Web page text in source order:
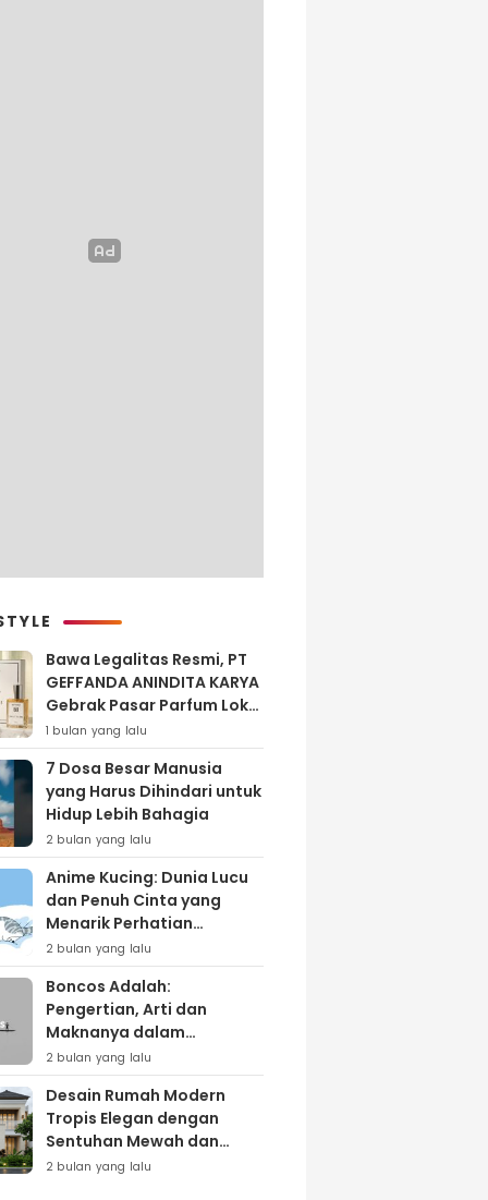
Bawa Legalitas Resmi, PT
GEFFANDA ANINDITA KARYA
Gebrak Pasar Parfum Lokal
Lewat Varian ‘Daily Bliss’
1 bulan yang lalu
7 Dosa Besar Manusia
yang Harus Dihindari untuk
Hidup Lebih Bahagia
2 bulan yang lalu
Anime Kucing: Dunia Lucu
dan Penuh Cinta yang
Menarik Perhatian
Penggemar
2 bulan yang lalu
Boncos Adalah:
Pengertian, Arti dan
Maknanya dalam
Kehidupan Sehari-hari
2 bulan yang lalu
Desain Rumah Modern
Tropis Elegan dengan
Sentuhan Mewah dan
Natural
2 bulan yang lalu